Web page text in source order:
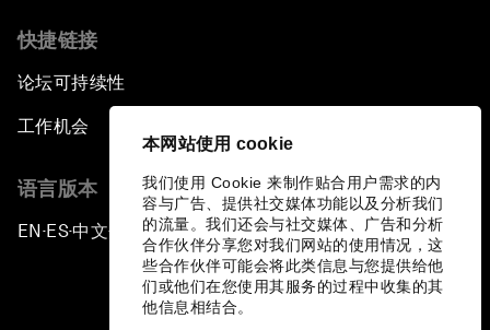
本网站使用 cookie
我们使用 Cookie 来制作贴合用户需求的内
容与广告、提供社交媒体功能以及分析我们
的流量。我们还会与社交媒体、广告和分析
合作伙伴分享您对我们网站的使用情况，这
些合作伙伴可能会将此类信息与您提供给他
们或他们在您使用其服务的过程中收集的其
他信息相结合。
快捷链接
论坛可持续性
工作机会
语言版本
EN ▪ ES▪中文▪ 日本語